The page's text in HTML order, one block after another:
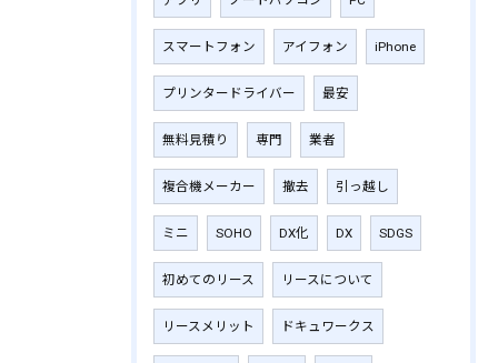
スマートフォン アイフォン iPhone
プリンタードライバー 最安
無料見積り 専門 業者
複合機メーカー 撤去 引っ越し
ミニ SOHO DX化 DX SDGS
初めてのリース リースについて
リースメリット ドキュワークス